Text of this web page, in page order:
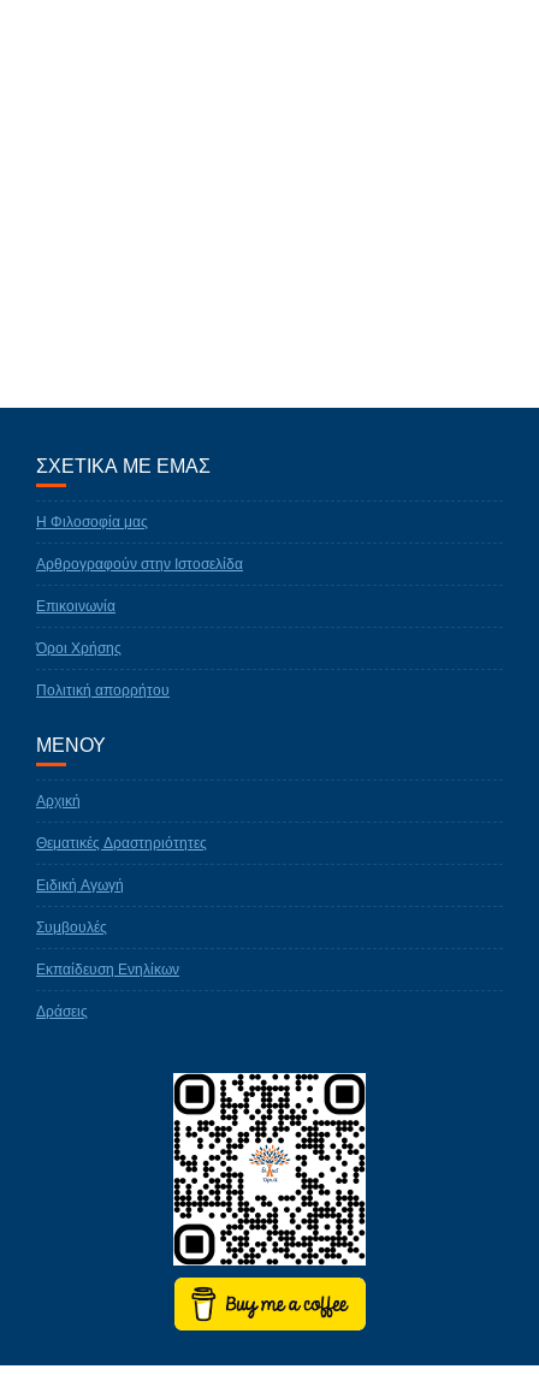
ΣΧΕΤΙΚΑ ΜΕ ΕΜΑΣ
Η Φιλοσοφία μας
Αρθρογραφούν στην Ιστοσελίδα
Επικοινωνία
Όροι Χρήσης
Πολιτική απορρήτου
ΜΕΝΟΥ
Αρχική
Θεματικές Δραστηριότητες
Ειδική Αγωγή
Συμβουλές
Εκπαίδευση Ενηλίκων
Δράσεις